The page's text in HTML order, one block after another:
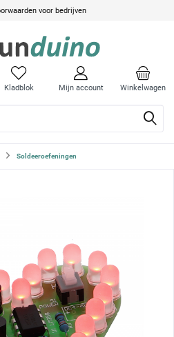
voor bedrijven
Winkelwagen
Kladblok Mijn account
Soldeeroefeningen